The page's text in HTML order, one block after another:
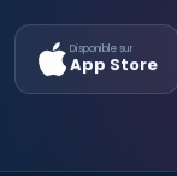
Disponible sur
App Store